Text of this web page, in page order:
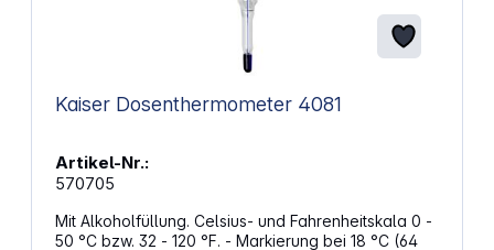
Kaiser Dosenthermometer 4081
Artikel-Nr.:
570705
Mit Alkoholfüllung. Celsius- und Fahrenheitskala 0 -
50 °C bzw. 32 - 120 °F. - Markierung bei 18 °C (64